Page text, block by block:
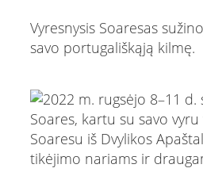
Vyresnysis Soaresas
savo portugališkąją kilmę.